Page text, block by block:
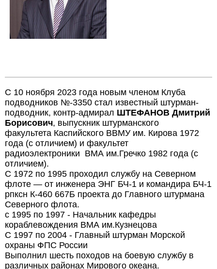
С 10 ноября 2023 года новым членом Клуба
подводников №-3350 стал известный штурман-
подводник, контр-адмирал ШТЕФАНОВ Дмитрий
Борисович, выпускник штурманского
факультета Каспийского ВВМУ им. Кирова 1972
года (с отличием) и факультет
радиоэлектроники ВМА им.Гречко 1982 года (с
отличием).
С 1972 по 1995 проходил службу на Северном
флоте — от инженера ЭНГ БЧ-1 и командира БЧ-1
рпксн К-460 667Б проекта до Главного штурмана
Северного флота.
с 1995 по 1997 - Начальник кафедры
кораблевождения ВМА им.Кузнецова
С 1997 по 2004 - Главный штурман Морской
охраны ФПС России
Выполнил шесть походов на боевую службу в
различных районах Мирового океана.